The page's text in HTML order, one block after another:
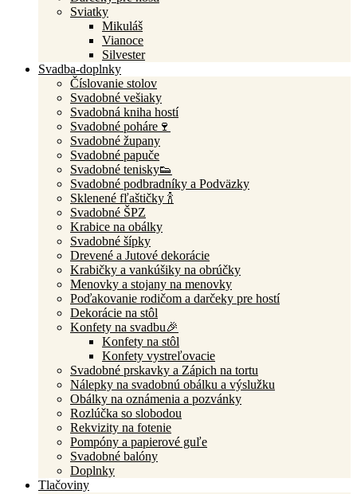
Sviatky
Mikuláš
Vianoce
Silvester
Svadba-doplnky
Číslovanie stolov
Svadobné vešiaky
Svadobná kniha hostí
Svadobné poháre🍷
Svadobné župany
Svadobné papuče
Svadobné tenisky👟
Svadobné podbradníky a Podväzky
Sklenené fľaštičky 🍾
Svadobné ŠPZ
Krabice na obálky
Svadobné šípky
Drevené a Jutové dekorácie
Krabičky a vankúšiky na obrúčky
Menovky a stojany na menovky
Poďakovanie rodičom a darčeky pre hostí
Dekorácie na stôl
Konfety na svadbu🎉
Konfety na stôl
Konfety vystreľovacie
Svadobné prskavky a Zápich na tortu
Nálepky na svadobnú obálku a výslužku
Obálky na oznámenia a pozvánky
Rozlúčka so slobodou
Rekvizity na fotenie
Pompóny a papierové guľe
Svadobné balóny
Doplnky
Tlačoviny